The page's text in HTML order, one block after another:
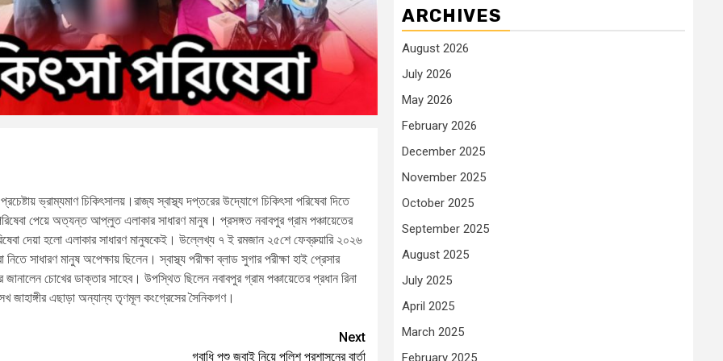
ভ্রাম্যমাণ চিকিৎসালয়।রাজ্য স্বাস্থ্য দপ্তরের উদ্যোগে চিকিৎসা পরিষেবা দিতে
পেয়ে অত্যন্ত আপ্লুত এলাকার সাধারণ মানুষ। প্রসঙ্গত নবাবপুর গ্রাম পঞ্চায়েতের
দেয়া হলো এলাকার সাধারণ মানুষকেই। উল্লেখ্য ৭ ই রমজান ২৫শে ফেব্রুয়ারি ২০২৬
সাধারণ মানুষ অপেক্ষায় ছিলেন। স্বাস্থ্য পরীক্ষা ব্লাড সুগার পরীক্ষা হাই প্রেসার
চোখের ডাক্তার সাহেব। উপস্থিত ছিলেন নবাবপুর গ্রাম পঞ্চায়েতের প্রধান রিনা
জাহাঙ্গীর এছাড়া অন্যান্য তৃণমূল কংগ্রেসের সৈনিকগণ।
Next
গবাধি পশু জবাই নিয়ে পুলিশ প্রশাসনের বার্তা
ARCHIVES
August 2026
July 2026
May 2026
February 2026
December 2025
November 2025
October 2025
September 2025
August 2025
July 2025
April 2025
March 2025
February 2025